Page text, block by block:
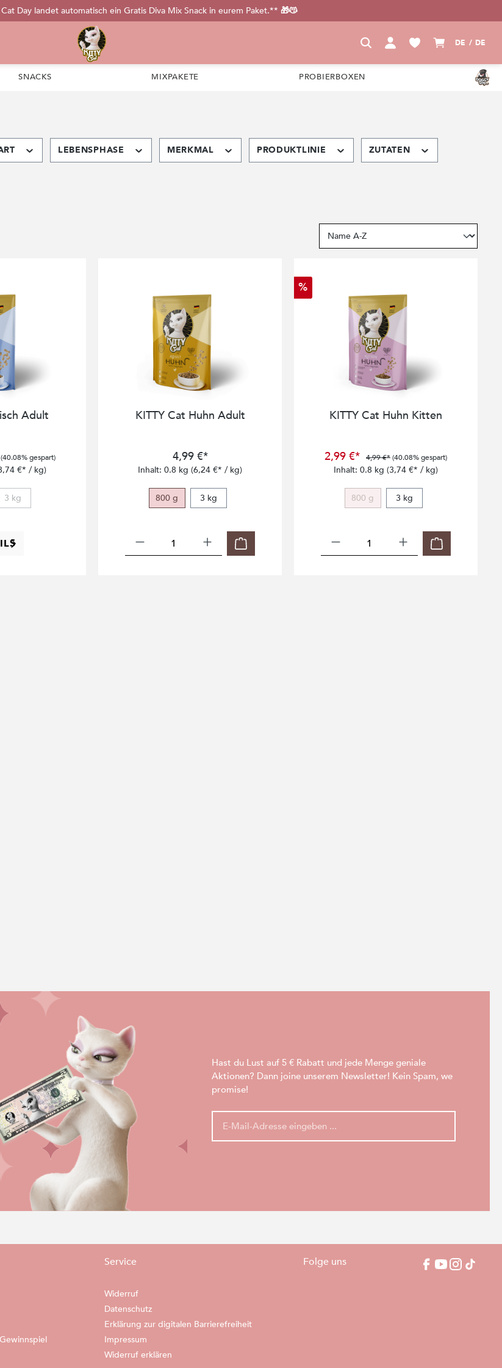
Day landet automatisch ein Gratis Diva Mix Snack in eurem Paket.** 🎁😽
DE / DE
SNACKS MIXPAKETE PROBIERBOXEN
LEBENSPHASE MERKMAL PRODUKTLINIE ZUTATEN
Adult
(40.08% gespart)
€* / kg)
ist zurzeit nicht verfügbar.)
3 kg(Diese Option ist zurzeit nicht verfügbar.)
KITTY Cat Huhn Adult
4,99 €*
Inhalt: 0.8 kg (6,24 €* / kg)
800 g 3 kg
%
KITTY Cat Huhn Kitten
2,99 €* 4,99 €*(40.08% gespart)
Inhalt: 0.8 kg (3,74 €* / kg)
800 g(Diese Option ist zurzeit nicht verfügbar.)
3 kg
Hast du Lust auf 5 € Rabatt und jede Menge geniale
Aktionen? Dann joine unserem Newsletter! Kein Spam, we
promise!
Service
Widerruf
Datenschutz
Erklärung zur digitalen Barrierefreiheit
Impressum
Widerruf erklären
Folge uns